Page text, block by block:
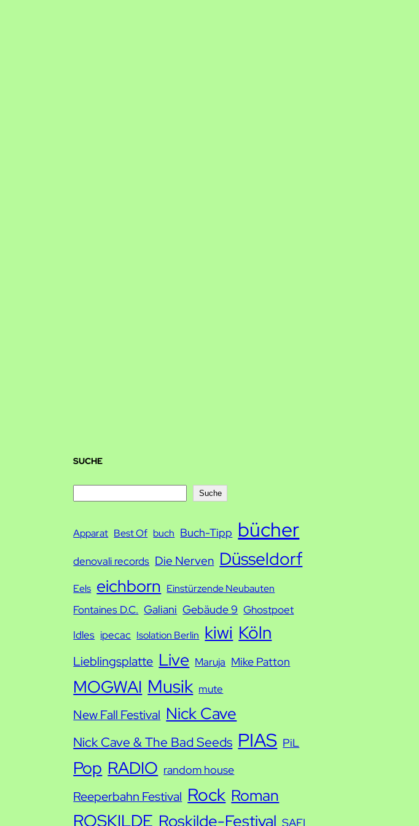
SUCHE
c
Suche
Apparat Best Of buch Buch-Tipp bücher
denovali records Die Nerven Düsseldorf
Eels eichborn Einstürzende Neubauten
Fontaines D.C. Galiani Gebäude 9 Ghostpoet
Idles ipecac Isolation Berlin kiwi Köln
Lieblingsplatte Live Maruja Mike Patton
MOGWAI Musik mute
New Fall Festival Nick Cave
Nick Cave & The Bad Seeds PIAS PiL
Pop RADIO random house
Reeperbahn Festival Rock Roman
ROSKILDE Roskilde-Festival SAFI